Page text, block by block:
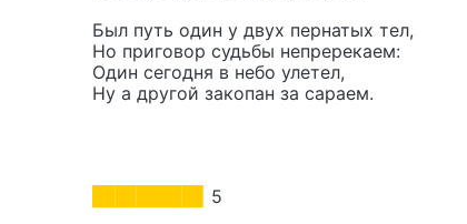
Был путь один у двух пернатых тел,
Но приговор судьбы непререкаем:
Один сегодня в небо улетел,
Ну а другой закопан за сараем.
5